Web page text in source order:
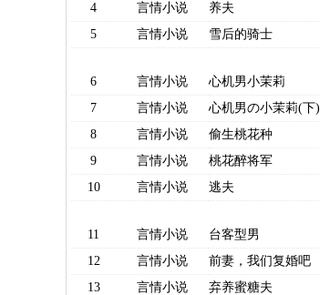
4
言情小说 养夫
5
言情小说 雪后的骑士
6 言情小说 心机男小茉莉
7
言情小说 心机男の小茉莉(下)
8
言情小说 偷生桃花种
9
言情小说 桃花醉将军
10
言情小说 逃夫
11 言情小说 台客型男
12
言情小说 前妻，我们复婚吧
13
言情小说 弃养蜜糖夫